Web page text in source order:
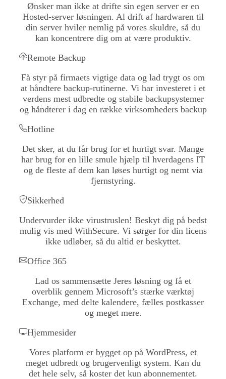
Ønsker man ikke at drifte sin egen server er en
Hosted-server løsningen. Al drift af hardwaren til
din server hviler nemlig på vores skuldre, så du
kan koncentrere dig om at være produktiv.
Remote Backup
Få styr på firmaets vigtige data og lad trygt os om
at håndtere backup-rutinerne. Vi har investeret i et
verdens mest udbredte og stabile backupsystemer
og håndterer i dag en række virksomheders backup
Hotline
Det sker, at du får brug for et hurtigt svar. Mange
har brug for en lille smule hjælp til hverdagens IT
og de fleste af dem kan løses hurtigt og nemt via
fjernstyring.
Sikkerhed
Undervurder ikke virustruslen! Beskyt dig på bedst
mulig vis med WithSecure. Vi sørger for din licens
ikke udløber, så du altid er beskyttet.
Office 365
Lad os sammensætte Jeres løsning og få et
overblik gennem Microsoft’s stærke værktøj
Exchange, med delte kalendere, fælles postkasser
og meget mere.
Hjemmesider
Vores platform er bygget op på WordPress, et
meget udbredt og brugervenligt system. Kan du
det hele selv, så koster det kun abonnementet.